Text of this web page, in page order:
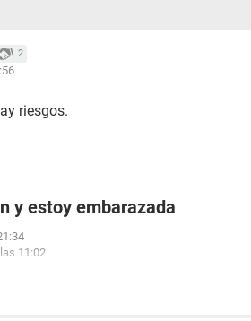
2
riesgos.
y estoy embarazada
11:02